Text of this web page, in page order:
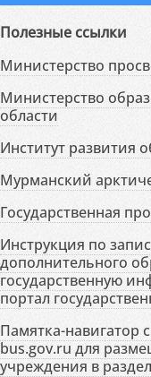
Полезные ссылки
Министерство
Министерство
области
Институт развития
Мурманский
Государственная
Инструкция по
дополнительного
государственную
портал
Памятка-навигатор
bus.gov.ru для
учреждения в